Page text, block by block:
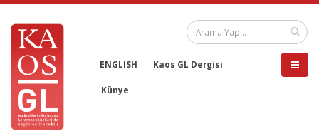
ENGLISH Kaos GL Dergisi
Künye